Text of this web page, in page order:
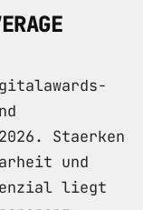
Staerken
und
liegt